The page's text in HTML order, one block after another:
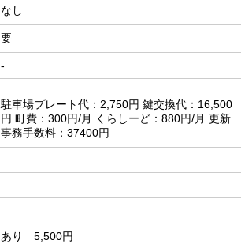
なし
要
-
駐車場プレート代：2,750円 鍵交換代：16,500
円 町費：300円/月 くらしーど：880円/月 更新
事務手数料：37400円
あり 5,500円